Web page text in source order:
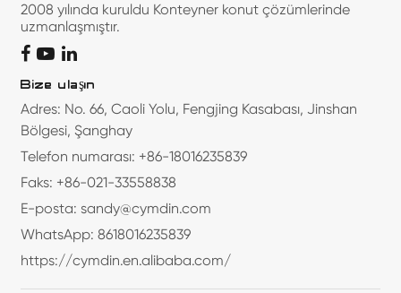
2008 yılında kuruldu Konteyner konut çözümlerinde
uzmanlaşmıştır.
Bize ulaşın
Adres: No. 66, Caoli Yolu, Fengjing Kasabası, Jinshan
Bölgesi, Şanghay
Telefon numarası: +86-18016235839
Faks: +86-021-33558838
E-posta: sandy@cymdin.com
WhatsApp: 8618016235839
https://cymdin.en.alibaba.com/